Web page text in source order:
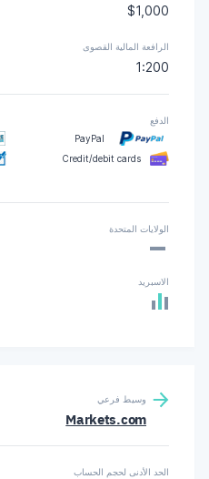
$1,000
الرافعة المالية القصوى
1:200
الدفع
PayPal
Credit/debit cards
الولايات المتحدة
-
الاسبريد
وسيط فرعي
Markets.com
الحد الأدنى لحجم الحساب